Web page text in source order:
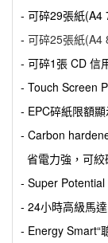
- 可碎29張紙(A4
- 可碎25張紙(A4
- 可碎1張 CD 信
- Touch Screen
- EPC碎紙限額
- Carbon
省電力強，可
- Super
- 24小時高級馬達
- Energy Smart“